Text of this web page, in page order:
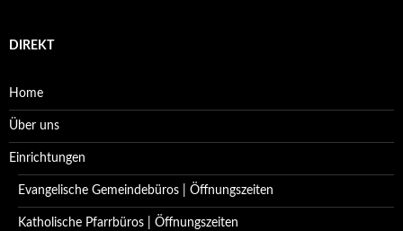
DIREKT
Home
Über uns
Einrichtungen
Evangelische Gemeindebüros | Öffnungszeiten
Katholische Pfarrbüros | Öffnungszeiten